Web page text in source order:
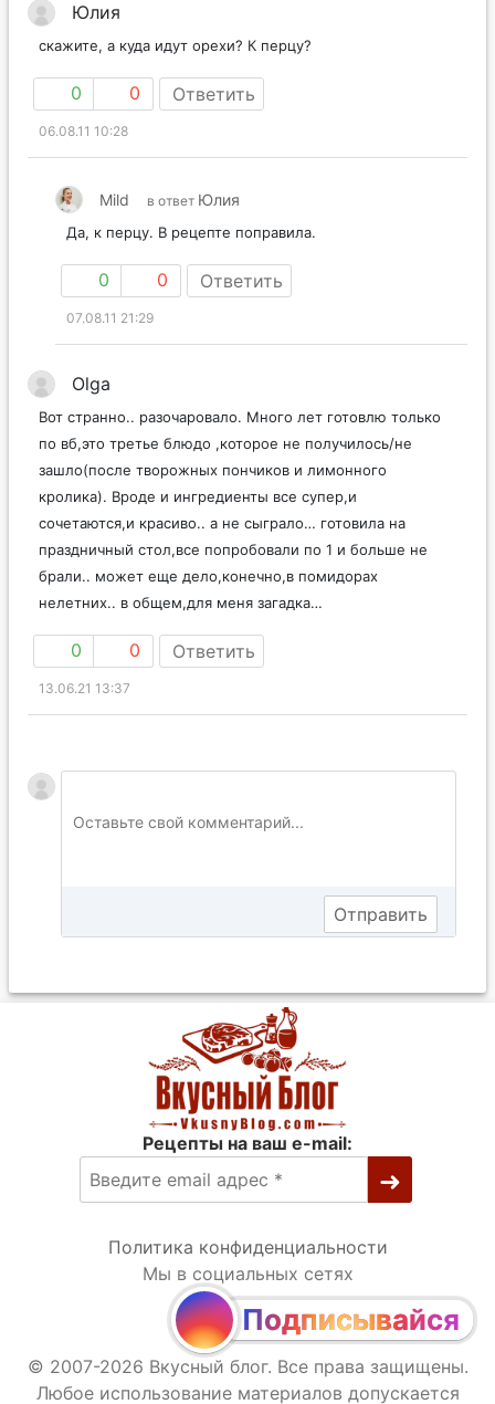
Юлия
скажите, а куда идут орехи? К перцу?
0 0 Ответить
06.08.11 10:28
Mild в ответ Юлия
Да, к перцу. В рецепте поправила.
0 0 Ответить
07.08.11 21:29
Olga
Вот странно.. разочаровало. Много лет готовлю только
по вб,это третье блюдо ,которое не получилось/не
зашло(после творожных пончиков и лимонного
кролика). Вроде и ингредиенты все супер,и
сочетаются,и красиво.. а не сыграло… готовила на
праздничный стол,все попробовали по 1 и больше не
брали.. может еще дело,конечно,в помидорах
нелетних.. в общем,для меня загадка…
0 0 Ответить
13.06.21 13:37
Рецепты на ваш e-mail:
Политика конфиденциальности
Мы в социальных сетях
Подписывайся
© 2007-2026 Вкусный блог. Все права защищены.
Любое использование материалов допускается